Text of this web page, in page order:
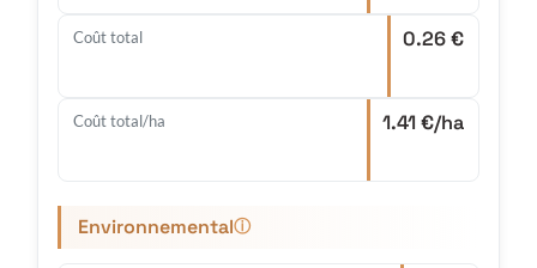
Coût total 0.26 €
Coût total/ha 1.41 €/ha
Environnementalⓘ